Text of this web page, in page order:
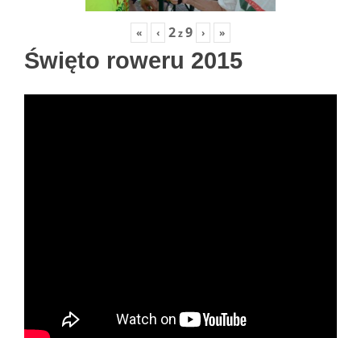
« ‹ 2z9 › »
Święto roweru 2015